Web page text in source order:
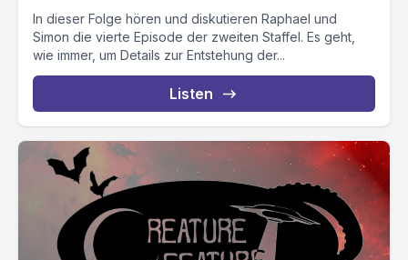
In dieser Folge hören und diskutieren Raphael und
Simon die vierte Episode der zweiten Staffel. Es geht,
wie immer, um Details zur Entstehung der...
Listen